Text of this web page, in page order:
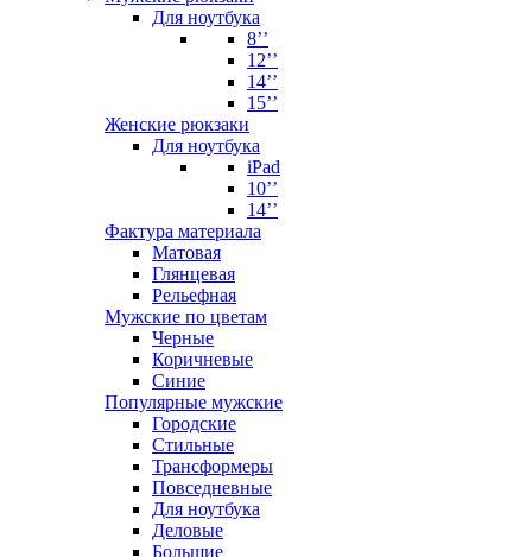
Для ноутбука
8’’
12’’
14’’
15’’
Женские рюкзаки
Для ноутбука
iPad
10’’
14’’
Фактура материала
Матовая
Глянцевая
Рельефная
Мужские по цветам
Черные
Коричневые
Синие
Популярные мужские
Городские
Стильные
Трансформеры
Повседневные
Для ноутбука
Деловые
Большие